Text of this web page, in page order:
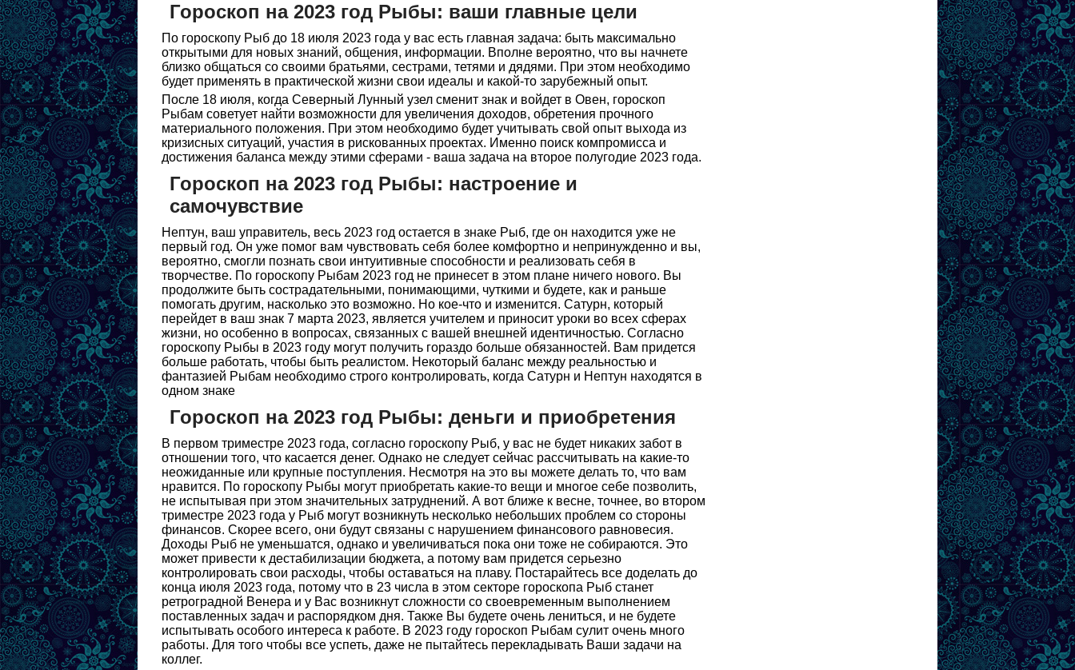
Гороскоп на 2023 год Рыбы: ваши главные цели
По гороскопу Рыб до 18 июля 2023 года у вас есть главная задача: быть максимально
открытыми для новых знаний, общения, информации. Вполне вероятно, что вы начнете
близко общаться со своими братьями, сестрами, тетями и дядями. При этом необходимо
будет применять в практической жизни свои идеалы и какой-то зарубежный опыт.
После 18 июля, когда Северный Лунный узел сменит знак и войдет в Овен, гороскоп
Рыбам советует найти возможности для увеличения доходов, обретения прочного
материального положения. При этом необходимо будет учитывать свой опыт выхода из
кризисных ситуаций, участия в рискованных проектах. Именно поиск компромисса и
достижения баланса между этими сферами - ваша задача на второе полугодие 2023 года.
Гороскоп на 2023 год Рыбы: настроение и
самочувствие
Нептун, ваш управитель, весь 2023 год остается в знаке Рыб, где он находится уже не
первый год. Он уже помог вам чувствовать себя более комфортно и непринужденно и вы,
вероятно, смогли познать свои интуитивные способности и реализовать себя в
творчестве. По гороскопу Рыбам 2023 год не принесет в этом плане ничего нового. Вы
продолжите быть сострадательными, понимающими, чуткими и будете, как и раньше
помогать другим, насколько это возможно. Но кое-что и изменится. Сатурн, который
перейдет в ваш знак 7 марта 2023, является учителем и приносит уроки во всех сферах
жизни, но особенно в вопросах, связанных с вашей внешней идентичностью. Согласно
гороскопу Рыбы в 2023 году могут получить гораздо больше обязанностей. Вам придется
больше работать, чтобы быть реалистом. Некоторый баланс между реальностью и
фантазией Рыбам необходимо строго контролировать, когда Сатурн и Нептун находятся в
одном знаке
Гороскоп на 2023 год Рыбы: деньги и приобретения
В первом триместре 2023 года, согласно гороскопу Рыб, у вас не будет никаких забот в
отношении того, что касается денег. Однако не следует сейчас рассчитывать на какие-то
неожиданные или крупные поступления. Несмотря на это вы можете делать то, что вам
нравится. По гороскопу Рыбы могут приобретать какие-то вещи и многое себе позволить,
не испытывая при этом значительных затруднений. А вот ближе к весне, точнее, во втором
триместре 2023 года у Рыб могут возникнуть несколько небольших проблем со стороны
финансов. Скорее всего, они будут связаны с нарушением финансового равновесия.
Доходы Рыб не уменьшатся, однако и увеличиваться пока они тоже не собираются. Это
может привести к дестабилизации бюджета, а потому вам придется серьезно
контролировать свои расходы, чтобы оставаться на плаву. Постарайтесь все доделать до
конца июля 2023 года, потому что в 23 числа в этом секторе гороскопа Рыб станет
ретроградной Венера и у Вас возникнут сложности со своевременным выполнением
поставленных задач и распорядком дня. Также Вы будете очень лениться, и не будете
испытывать особого интереса к работе. В 2023 году гороскоп Рыбам сулит очень много
работы. Для того чтобы все успеть, даже не пытайтесь перекладывать Ваши задачи на
коллег.